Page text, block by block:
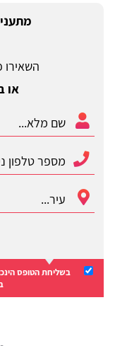
השאירו
או
בשליחת הטופס